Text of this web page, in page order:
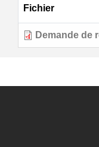
Fichier
Demande de